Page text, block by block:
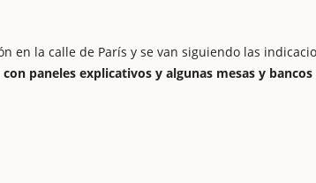
en la calle de París y se van siguiendo las
paneles explicativos y algunas mesas y bancos